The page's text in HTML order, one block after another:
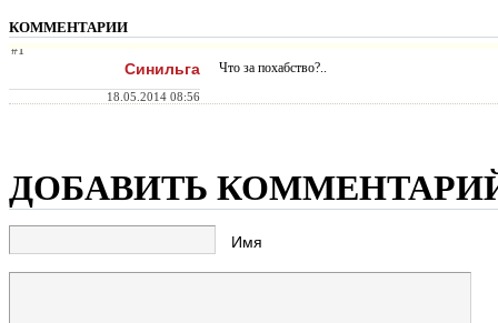
КОММЕНТАРИИ
#1
Синильга
18.05.2014 08:56
Что за похабство?..
ДОБАВИТЬ
Имя